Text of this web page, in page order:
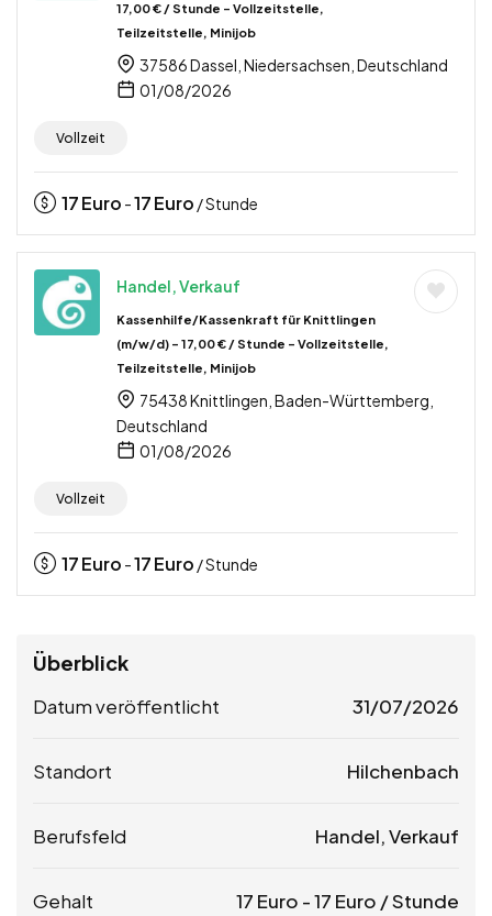
17,00 € / Stunde – Vollzeitstelle,
Teilzeitstelle, Minijob
37586 Dassel, Niedersachsen, Deutschland
01/08/2026
Vollzeit
17Euro -17Euro / Stunde
Handel, Verkauf
Kassenhilfe/Kassenkraft für Knittlingen
(m/w/d) – 17,00 € / Stunde – Vollzeitstelle,
Teilzeitstelle, Minijob
75438 Knittlingen, Baden-Württemberg,
Deutschland
01/08/2026
Vollzeit
17Euro -17Euro / Stunde
Überblick
Datum veröffentlicht 31/07/2026
Standort Hilchenbach
Berufsfeld Handel, Verkauf
Gehalt 17 Euro -17 Euro / Stunde